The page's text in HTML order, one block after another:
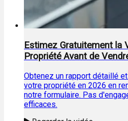
Estimez Gratuitement la
Propriété Avant de
Obtenez un rapport détaillé
votre propriété en 2026 en
notre formulaire. Pas
efficaces.